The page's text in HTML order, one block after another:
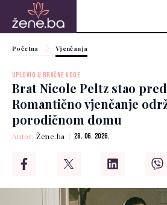
Početna Vjenčanja
UPLOVIO U BRAČNE VODE
Brat Nicole Peltz stao
Romantično vjenčanje
porodičnom domu
Autor:Žene.ba 28. 06. 2026.